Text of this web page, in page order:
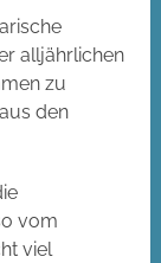
alljährlichen
zu
den
vom
viel